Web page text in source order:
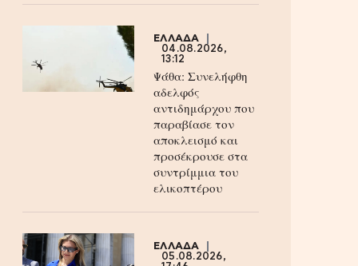
ΕΛΛΑΔΑ
04.08.2026,
13:12
Ψάθα: Συνελήφθη
αδελφός
αντιδημάρχου που
παραβίασε τον
αποκλεισμό και
προσέκρουσε στα
συντρίμμια του
ελικοπτέρου
ΕΛΛΑΔΑ
05.08.2026,